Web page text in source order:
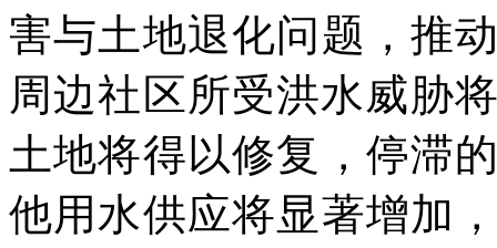
害与土地退化问题，推
周边社区所受洪水威胁
土地将得以修复，停滞
他用水供应将显著增加